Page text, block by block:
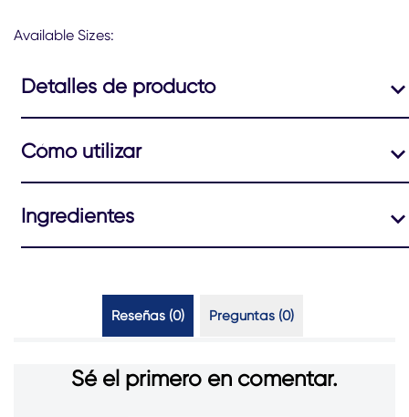
Available Sizes:
Detalles de producto
Cómo utilizar
Ingredientes
Reseñas (0) Preguntas (0)
Sé el primero en comentar.